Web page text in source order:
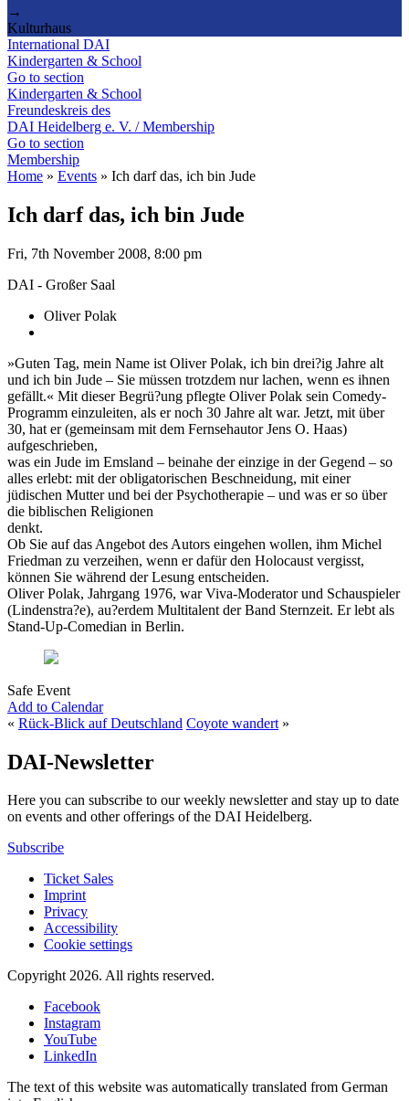
→
Kulturhaus
International DAI
Kindergarten & School
Go to section
Kindergarten & School
Freundeskreis des
DAI Heidelberg e. V. / Membership
Go to section
Membership
Home » Events » Ich darf das, ich bin Jude
Ich darf das, ich bin Jude
Fri, 7th November 2008, 8:00 pm
DAI - Großer Saal
Oliver Polak
»Guten Tag, mein Name ist Oliver Polak, ich bin drei?ig Jahre alt
und ich bin Jude – Sie müssen trotzdem nur lachen, wenn es ihnen
gefällt.« Mit dieser Begrü?ung pflegte Oliver Polak sein Comedy-
Programm einzuleiten, als er noch 30 Jahre alt war. Jetzt, mit über
30, hat er (gemeinsam mit dem Fernsehautor Jens O. Haas)
aufgeschrieben,
was ein Jude im Emsland – beinahe der einzige in der Gegend – so
alles erlebt: mit der obligatorischen Beschneidung, mit einer
jüdischen Mutter und bei der Psychotherapie – und was er so über
die biblischen Religionen
denkt.
Ob Sie auf das Angebot des Autors eingehen wollen, ihm Michel
Friedman zu verzeihen, wenn er dafür den Holocaust vergisst,
können Sie während der Lesung entscheiden.
Oliver Polak, Jahrgang 1976, war Viva-Moderator und Schauspieler
(Lindenstra?e), au?erdem Multitalent der Band Sternzeit. Er lebt als
Stand-Up-Comedian in Berlin.
Safe Event
Add to Calendar
« Rück-Blick auf Deutschland Coyote wandert »
DAI-Newsletter
Here you can subscribe to our weekly newsletter and stay up to date
on events and other offerings of the DAI Heidelberg.
Subscribe
Ticket Sales
Imprint
Privacy
Accessibility
Cookie settings
Copyright 2026. All rights reserved.
Facebook
Instagram
YouTube
LinkedIn
The text of this website was automatically translated from German